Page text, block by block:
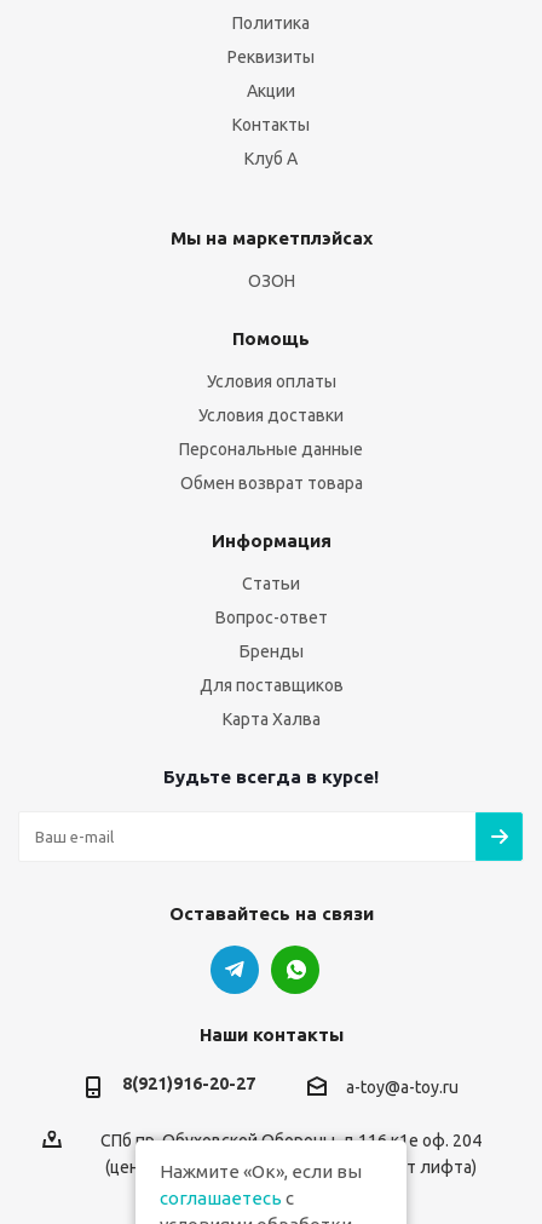
Политика
Реквизиты
Акции
Контакты
Клуб А
Мы на маркетплэйсах
ОЗОН
Помощь
Условия оплаты
Условия доставки
Персональные данные
Обмен возврат товара
Информация
Статьи
Вопрос-ответ
Бренды
Для поставщиков
Карта Халва
Будьте всегда в курсе!
Оставайтесь на связи
Наши контакты
8(921)916-20-27 a-toy@a-toy.ru
СПб пр. Обуховской Обороны, д.116 к1е оф. 204
(центральный вход 2-й этаж справа от лифта)
Нажмите «Ок», если вы
соглашаетесь с